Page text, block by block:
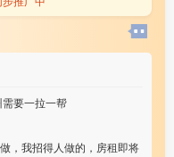
需要一拉一帮
，我招得人做的，房租即将